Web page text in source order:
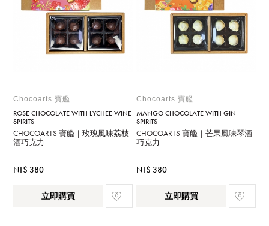
Chocoarts 寶艦
ROSE CHOCOLATE WITH LYCHEE WINE
SPIRITS
CHOCOARTS 寶艦｜玫瑰風味荔枝
酒巧克力
NT$ 380
立即購買
Chocoarts 寶艦
MANGO CHOCOLATE WITH GIN
SPIRITS
CHOCOARTS 寶艦｜芒果風味琴酒
巧克力
NT$ 380
立即購買